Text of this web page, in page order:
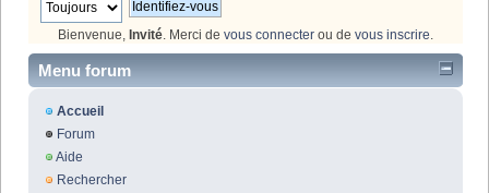
Bienvenue, Invité. Merci de vous connecter ou de vous inscrire.
Menu forum
Accueil
Forum
Aide
Rechercher